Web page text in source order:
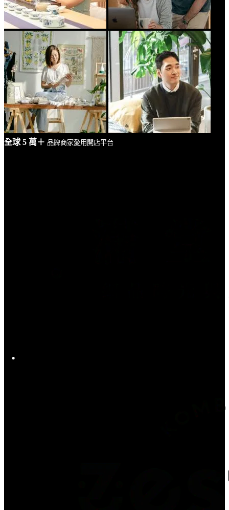
全球 5 萬＋ 品牌商家愛用開店平台